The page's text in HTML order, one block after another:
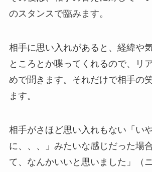
のスタンスで臨みます。
相手に思い入れがあると、経緯や
ところとか喋ってくれるので、リ
めで聞きます。それだけで相手の
ます。
相手がさほど思い入れもない「い
に、、、」みたいな感じだった場
て、なんかいいと思いました」（